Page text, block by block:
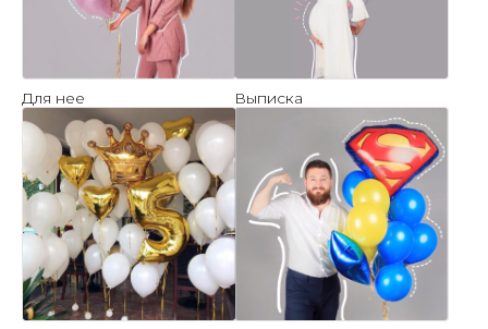
Для нее Выписка